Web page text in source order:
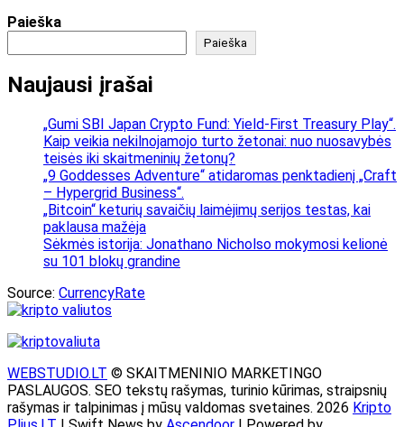
Paieška
Paieška
Naujausi įrašai
„Gumi SBI Japan Crypto Fund: Yield-First Treasury Play“.
Kaip veikia nekilnojamojo turto žetonai: nuo nuosavybės
teisės iki skaitmeninių žetonų?
„9 Goddesses Adventure“ atidaromas penktadienį „Craft
– Hypergrid Business“.
„Bitcoin“ keturių savaičių laimėjimų serijos testas, kai
paklausa mažėja
Sėkmės istorija: Jonathano Nicholso mokymosi kelionė
su 101 blokų grandine
Source: CurrencyRate
WEBSTUDIO.LT © SKAITMENINIO MARKETINGO
PASLAUGOS. SEO tekstų rašymas, turinio kūrimas, straipsnių
rašymas ir talpinimas į mūsų valdomas svetaines. 2026 Kripto